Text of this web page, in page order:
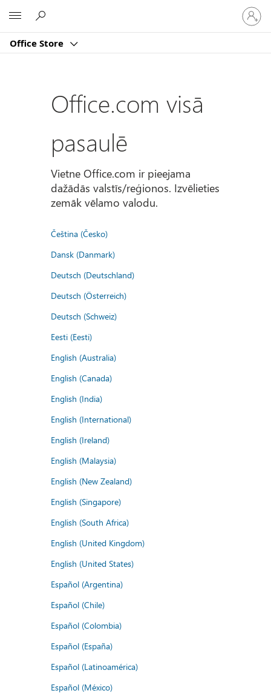
Office Store
savā
kontā
Office.com visā
pasaulē
Vietne Office.com ir pieejama
dažādās valstīs/reģionos. Izvēlieties
zemāk vēlamo valodu.
Čeština (Česko)
Dansk (Danmark)
Deutsch (Deutschland)
Deutsch (Österreich)
Deutsch (Schweiz)
Eesti (Eesti)
English (Australia)
English (Canada)
English (India)
English (International)
English (Ireland)
English (Malaysia)
English (New Zealand)
English (Singapore)
English (South Africa)
English (United Kingdom)
English (United States)
Español (Argentina)
Español (Chile)
Español (Colombia)
Español (España)
Español (Latinoamérica)
Español (México)